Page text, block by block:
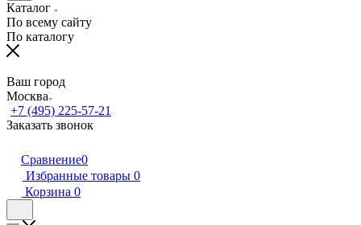
Каталог
По всему сайту
По каталогу
Ваш город
Москва
+7 (495) 225-57-21
Заказать звонок
Сравнение0
Избранные товары 0
Корзина 0